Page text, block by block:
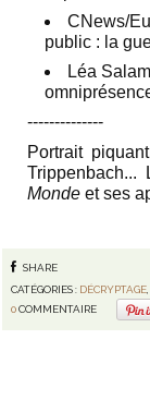
CNews/
public : la
Léa
‐-‐-----------
Portrait
Mondeet ses
SHARE
CATÉGORIES : DÉCRYPTAGE
0COMMENTAIRE